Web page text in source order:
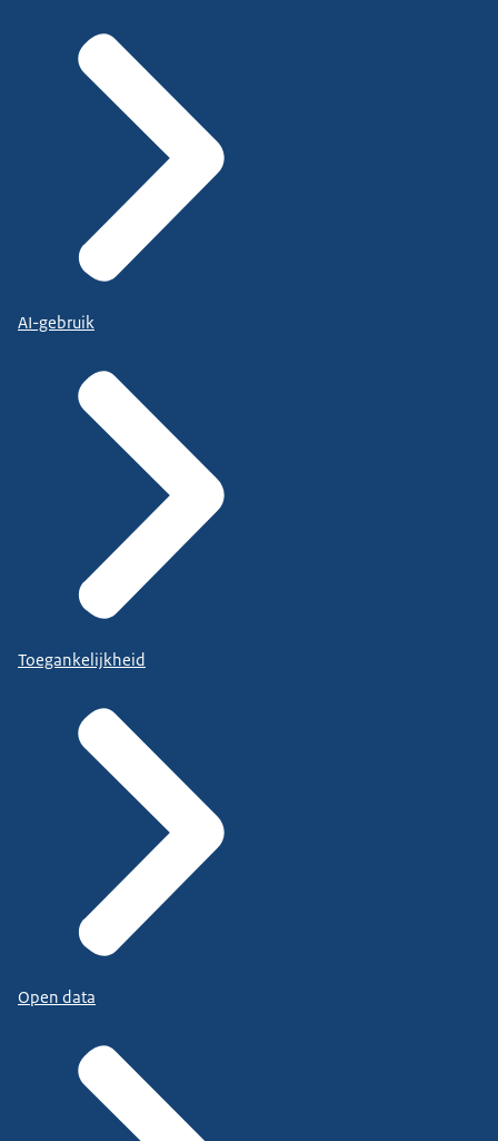
AI-gebruik
Toegankelijkheid
Open data